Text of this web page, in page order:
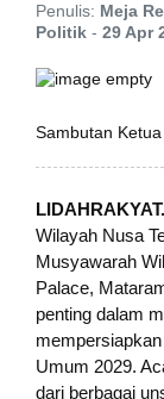
Penulis: Meja
Politik - 29 Apr
Sambutan
Wilayah Nusa
Musyawarah
Palace,
penting dalam
Umum 2029.
dari berbagai